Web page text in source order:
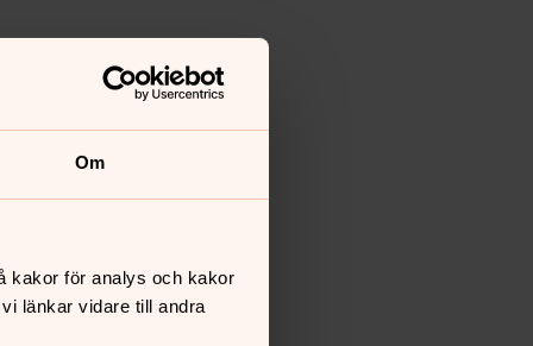
Om
kakor för analys och kakor
länkar vidare till andra